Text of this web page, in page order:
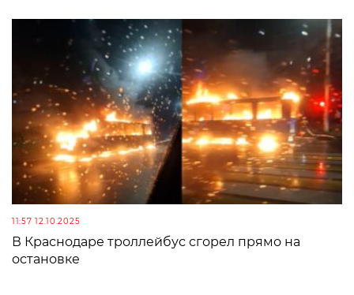
11:57 12.10.2025
В Краснодаре троллейбус сгорел прямо на
остановке